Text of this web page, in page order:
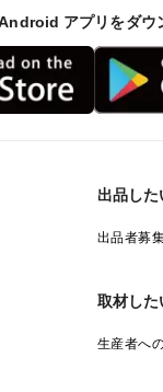
アプリをダウ
出品した
出品者募
取材した
生産者へ